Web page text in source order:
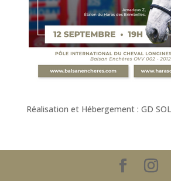
Réalisation et Hébergement : GD